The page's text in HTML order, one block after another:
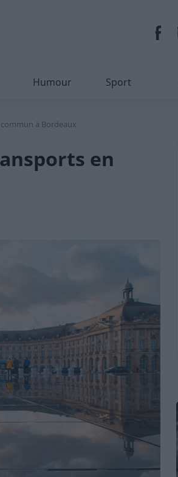
Humour Sport
à Bordeaux
en